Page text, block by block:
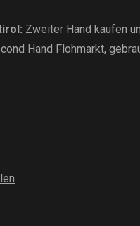
: Zweiter Hand kaufen
Hand Flohmarkt,